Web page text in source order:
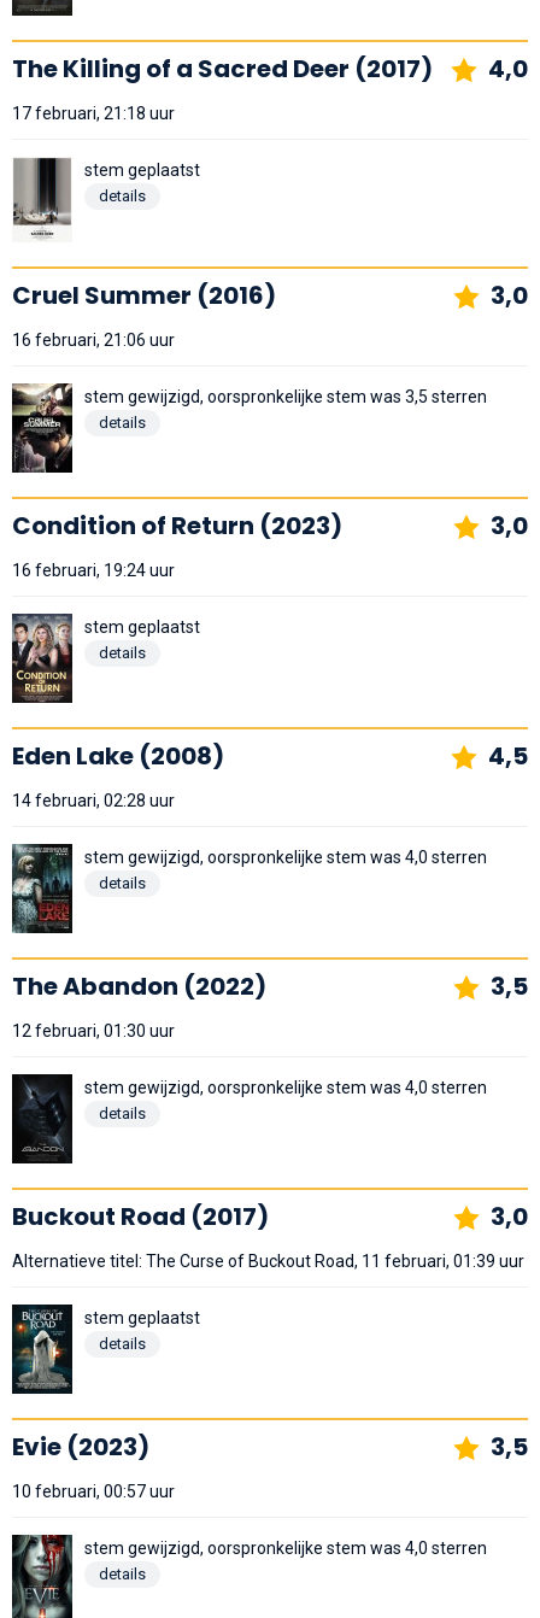
The Killing of a Sacred Deer (2017) 4,0
17 februari, 21:18 uur
stem geplaatst
details
Cruel Summer (2016) 3,0
16 februari, 21:06 uur
stem gewijzigd, oorspronkelijke stem was 3,5 sterren
details
Condition of Return (2023) 3,0
16 februari, 19:24 uur
stem geplaatst
details
Eden Lake (2008) 4,5
14 februari, 02:28 uur
stem gewijzigd, oorspronkelijke stem was 4,0 sterren
details
The Abandon (2022) 3,5
12 februari, 01:30 uur
stem gewijzigd, oorspronkelijke stem was 4,0 sterren
details
Buckout Road (2017) 3,0
Alternatieve titel: The Curse of Buckout Road, 11 februari, 01:39 uur
stem geplaatst
details
Evie (2023) 3,5
10 februari, 00:57 uur
stem gewijzigd, oorspronkelijke stem was 4,0 sterren
details